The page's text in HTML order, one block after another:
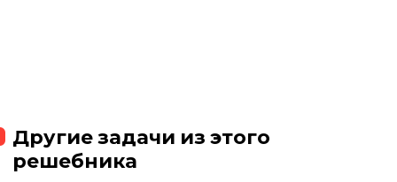
Другие задачи из этого
решебника